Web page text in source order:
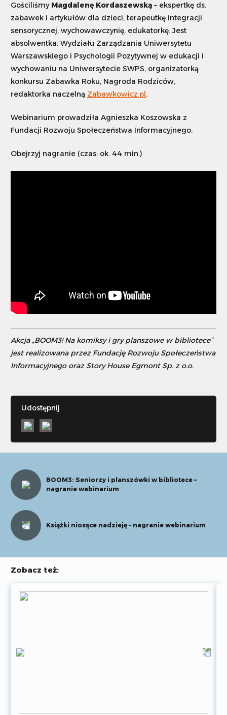
Gościliśmy Magdalenę Kordaszewską – ekspertkę ds.
zabawek i artykułów dla dzieci, terapeutkę integracji
sensorycznej, wychowawczynię, edukatorkę. Jest
absolwentka: Wydziału Zarządzania Uniwersytetu
Warszawskiego i Psychologii Pozytywnej w edukacji i
wychowaniu na Uniwersytecie SWPS, organizatorką
konkursu Zabawka Roku, Nagroda Rodziców,
redaktorka naczelną Zabawkowicz.pl.
Webinarium prowadziła Agnieszka Koszowska z
Fundacji Rozwoju Społeczeństwa Informacyjnego.
Obejrzyj nagranie (czas: ok. 44 min.)
Akcja „BOOM3! Na komiksy i gry planszowe w bibliotece”
jest realizowana przez Fundację Rozwoju Społeczeństwa
Informacyjnego oraz Story House Egmont Sp. z o.o.
Udostępnij
BOOM3: Seniorzy i planszówki w bibliotece –
nagranie webinarium
Książki niosące nadzieję – nagranie webinarium
Zobacz też: